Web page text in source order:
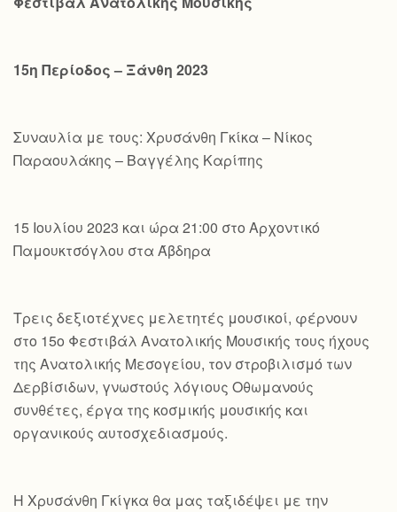
15η Περίοδος – Ξάνθη 2023
Συναυλία με τους: Χρυσάνθη Γκίκα – Νίκος
Παραουλάκης – Βαγγέλης Καρίπης
15 Ιουλίου 2023 και ώρα 21:00 στο Αρχοντικό
Παμουκτσόγλου στα Άβδηρα
Τρεις δεξιοτέχνες μελετητές μουσικοί, φέρνουν
στο 15ο Φεστιβάλ Ανατολικής Μουσικής τους ήχους
της Ανατολικής Μεσογείου, τον στροβιλισμό των
Δερβίσιδων, γνωστούς λόγιους Οθωμανούς
συνθέτες, έργα της κοσμικής μουσικής και
οργανικούς αυτοσχεδιασμούς.
Η Χρυσάνθη Γκίγκα θα μας ταξιδέψει με την